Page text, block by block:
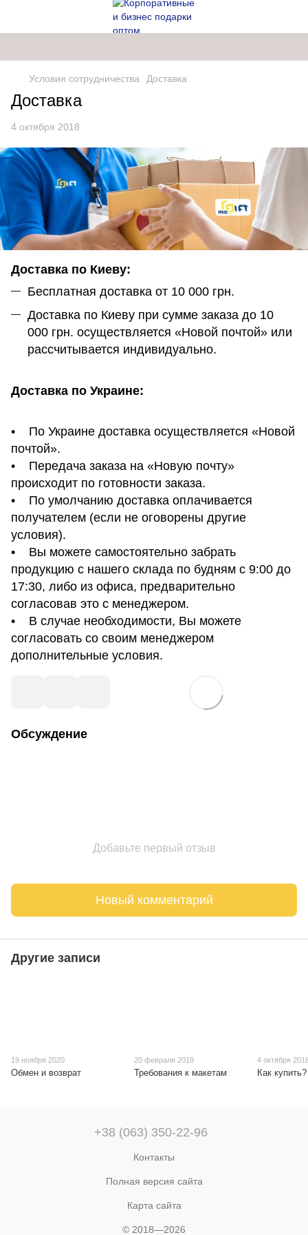
Условия сотрудничества Доставка
Доставка
4 октября 2018
Доставка по Киеву:
Бесплатная доставка от 10 000 грн.
Доставка по Киеву при сумме заказа до 10
000 грн. осуществляется «Новой почтой» или
рассчитывается индивидуально.
Доставка по Украине:
• По Украине доставка осуществляется «Новой
почтой».
• Передача заказа на «Новую почту»
происходит по готовности заказа.
• По умолчанию доставка оплачивается
получателем (если не оговорены другие
условия).
• Вы можете самостоятельно забрать
продукцию с нашего склада по будням с 9:00 до
17:30, либо из офиса, предварительно
согласовав это с менеджером.
• В случае необходимости, Вы можете
согласовать со своим менеджером
дополнительные условия.
Обсуждение
Добавьте первый отзыв
Новый комментарий
Другие записи
19 ноября 2020
Обмен и возврат
20 февраля 2019
Требования к макетам
4 октября
Как купить?
+38 (063) 350-22-96
Контакты
Полная версия сайта
Карта сайта
© 2018—2026